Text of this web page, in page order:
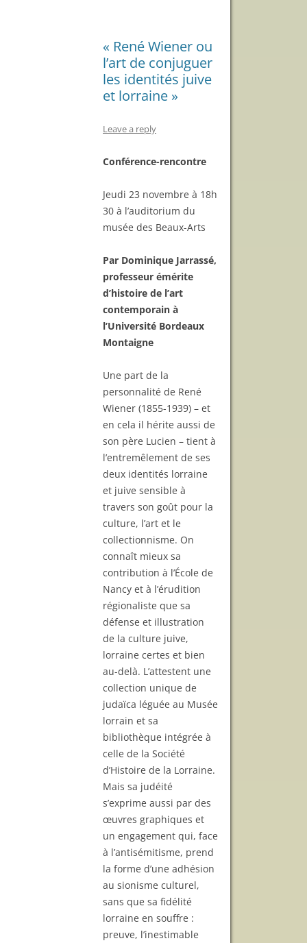
« René Wiener ou
l’art de conjuguer
les identités juive
et lorraine »
Leave a reply
Conférence-rencontre
Jeudi 23 novembre à 18h
30 à l’auditorium du
musée des Beaux-Arts
Par Dominique Jarrassé,
professeur émérite
d’histoire de l’art
contemporain à
l’Université Bordeaux
Montaigne
Une part de la
personnalité de René
Wiener (1855-1939) – et
en cela il hérite aussi de
son père Lucien – tient à
l’entremêlement de ses
deux identités lorraine
et juive sensible à
travers son goût pour la
culture, l’art et le
collectionnisme. On
connaît mieux sa
contribution à l’École de
Nancy et à l’érudition
régionaliste que sa
défense et illustration
de la culture juive,
lorraine certes et bien
au-delà. L’attestent une
collection unique de
judaïca léguée au Musée
lorrain et sa
bibliothèque intégrée à
celle de la Société
d’Histoire de la Lorraine.
Mais sa judéité
s’exprime aussi par des
œuvres graphiques et
un engagement qui, face
à l’antisémitisme, prend
la forme d’une adhésion
au sionisme culturel,
sans que sa fidélité
lorraine en souffre :
preuve, l’inestimable